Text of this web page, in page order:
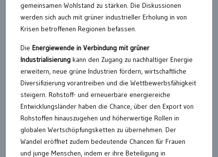
gemeinsamen Wohlstand zu stärken. Die Diskussionen
werden sich auch mit grüner industrieller Erholung in von
Krisen betroffenen Regionen befassen.
Die Energiewende in Verbindung mit grüner
Industrialisierung kann den Zugang zu nachhaltiger Energie
erweitern, neue grüne Industrien fördern, wirtschaftliche
Diversifizierung vorantreiben und die Wettbewerbsfähigkeit
steigern. Rohstoff- und erneuerbare energiereiche
Entwicklungsländer haben die Chance, über den Export von
Rohstoffen hinauszugehen und höherwertige Rollen in
globalen Wertschöpfungsketten zu übernehmen. Der
Wandel eröffnet zudem bedeutende Chancen für Frauen
und junge Menschen, indem er ihre Beteiligung in